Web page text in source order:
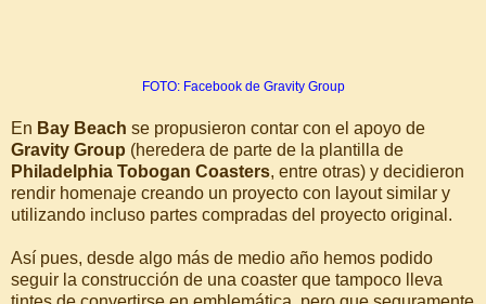
FOTO: Facebook de Gravity Group
En Bay Beach se propusieron contar con el apoyo de
Gravity Group (heredera de parte de la plantilla de
Philadelphia Tobogan Coasters, entre otras) y decidieron
rendir homenaje creando un proyecto con layout similar y
utilizando incluso partes compradas del proyecto original.
Así pues, desde algo más de medio año hemos podido
seguir la construcción de una coaster que tampoco lleva